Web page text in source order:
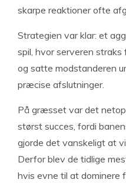
skarpe reaktioner ofte
Strategien var klar: et
spil, hvor serveren
og satte modstanderen
præcise afslutninger.
På græsset var det
størst succes, fordi
gjorde det vanskeligt at
Derfor blev de tidlige
hvis evne til at